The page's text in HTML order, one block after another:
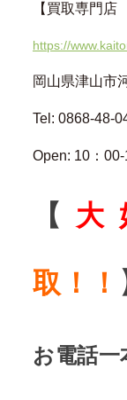
【買取専門
https://
岡山県津山市
Tel: 0868-48-
Open: 10：
【 大
取！！
お電話一